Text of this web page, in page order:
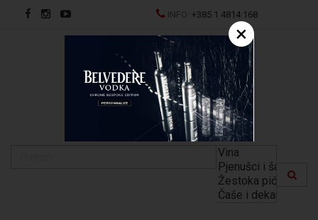
INFO:+385 1 4814 168
EN
×